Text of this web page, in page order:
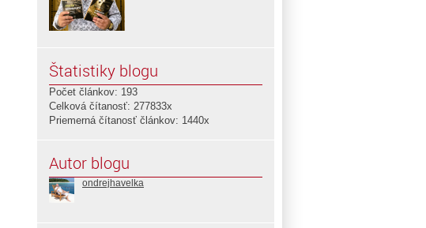
Štatistiky blogu
Počet článkov: 193
Celková čítanosť: 277833x
Priemerná čítanosť článkov: 1440x
Autor blogu
ondrejhavelka